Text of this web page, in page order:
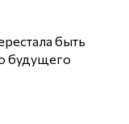
будущего